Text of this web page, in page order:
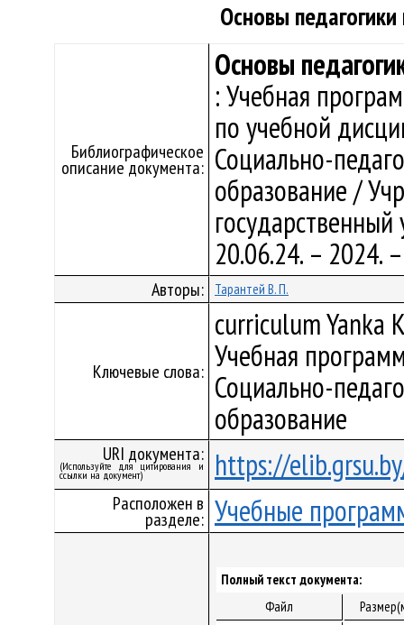
Основы
Библиографическое
описание документа:
Основы
: Учебная
по учебной
Социально-
образование /
20.06.24. –
Авторы: Тарантей В. П.
Ключевые слова:
curriculum Yanka
Учебная
Социально-
образование
URI документа:
(Используйте для цитирования и
ссылки на документ) https://
Расположен в
разделе: Учебные
Полный текст документа:
Файл